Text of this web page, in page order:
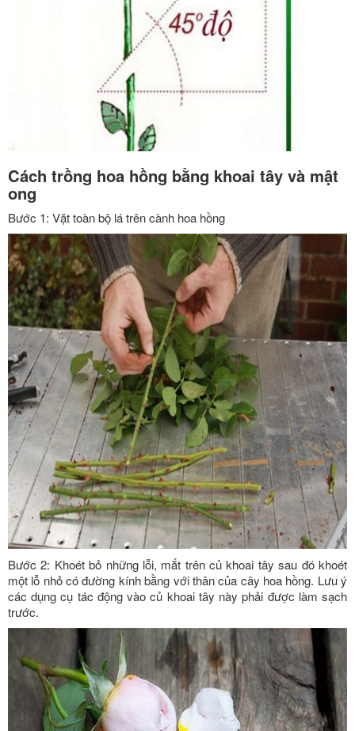
Cách trồng hoa hồng bằng khoai tây và mật
ong
Bước 1: Vặt toàn bộ lá trên cành hoa hồng
Bước 2: Khoét bỏ những lỗi, mắt trên củ khoai tây sau đó khoét
một lỗ nhỏ có đường kính bằng với thân của cây hoa hồng. Lưu ý
các dụng cụ tác động vào củ khoai tây này phải được làm sạch
trước.